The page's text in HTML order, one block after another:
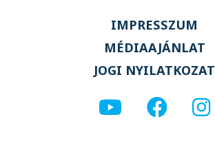
IMPRESSZUM
MÉDIAAJÁNLAT
JOGI NYILATKOZAT